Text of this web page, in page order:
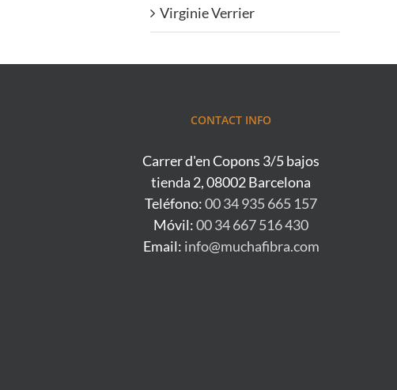
Virginie Verrier
CONTACT INFO
Carrer d'en Copons 3/5 bajos
tienda 2, 08002 Barcelona
Teléfono:00 34 935 665 157
Móvil:00 34 667 516 430
Email: info@muchafibra.com